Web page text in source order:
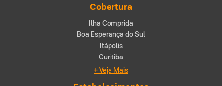
Cobertura
Ilha Comprida
Boa Esperança do Sul
Itápolis
Curitiba
+ Veja Mais